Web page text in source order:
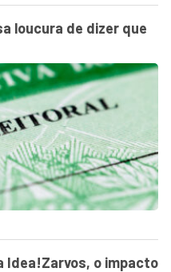
loucura de dizer que
Idea!Zarvos, o impacto